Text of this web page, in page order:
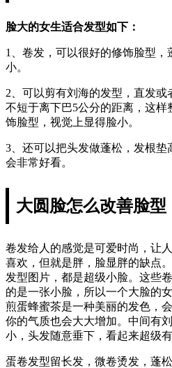
脸大的女生适合发型如下：
1、卷发，可以很好的修饰脸型
小。
2、可以剪有刘海的发型，直发
不短于离下巴5公分的距离，这
饰脸型，视觉上显得脸小。
3、还可以把头发做蓬松，发根
会非常好看。
大圆脸怎么改善脸型
卷发给人的感觉是可爱时尚，让
喜欢，但就是胖，脸显胖的缺点
发型图片，都是超级小脸。这些
的是一张小脸，所以一个大脸的
煎蛋蜂蜜茶是一种美丽的发色，
你的气质也会大大增加。中间有
小，头发随意垂下，看起来超级
蛋卷发型留长发，微卷烫发，蓬